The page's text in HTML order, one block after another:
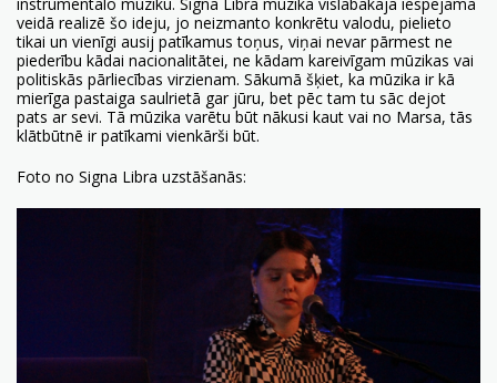
veidā realizē šo ideju, jo neizmanto konkrētu valodu, pielieto
tikai un vienīgi ausij patīkamus toņus, viņai nevar pārmest ne
piederību kādai nacionalitātei, ne kādam kareivīgam mūzikas vai
politiskās pārliecības virzienam. Sākumā šķiet, ka mūzika ir kā
mierīga pastaiga saulrietā gar jūru, bet pēc tam tu sāc dejot
pats ar sevi. Tā mūzika varētu būt nākusi kaut vai no Marsa, tās
klātbūtnē ir patīkami vienkārši būt.
Foto no Signa Libra uzstāšanās: